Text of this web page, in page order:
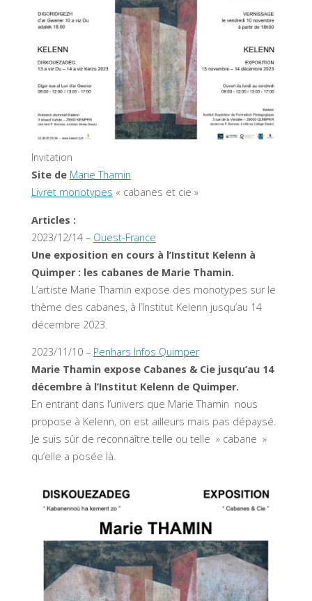
Invitation
Site de Marie Thamin
Livret monotypes « cabanes et cie »
Articles :
2023/12/14 – Ouest-France
Une exposition en cours à l’Institut Kelenn à
Quimper : les cabanes de Marie Thamin.
L’artiste Marie Thamin expose des monotypes sur le
thème des cabanes, à l’Institut Kelenn jusqu’au 14
décembre 2023.
2023/11/10 – Penhars Infos Quimper
Marie Thamin expose Cabanes & Cie jusqu’au 14
décembre à l’Institut Kelenn de Quimper.
En entrant dans l’univers que Marie Thamin nous
propose à Kelenn, on est ailleurs mais pas dépaysé.
Je suis sûr de reconnaître telle ou telle » cabane »
qu’elle a posée là.